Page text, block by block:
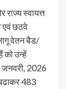
राज्य स्वायत्त
एवं छठवे
वेतन बैड/
को उन्हें
जनवरी, 2026
483